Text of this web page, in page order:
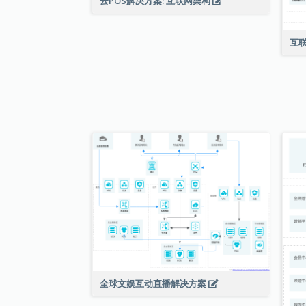
互
全球文娱互动直播解决方案